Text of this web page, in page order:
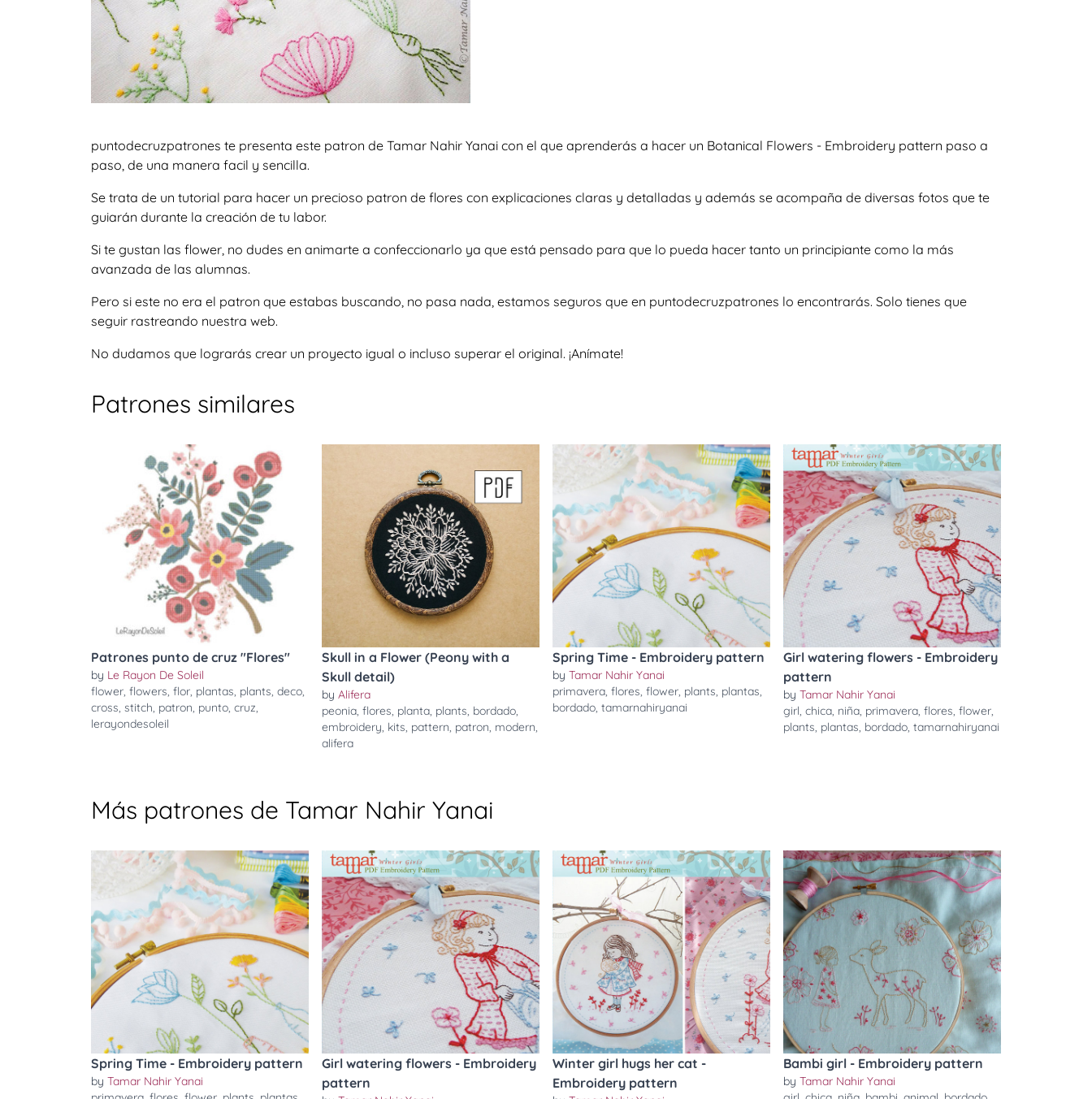
puntodecruzpatrones te presenta este patron de Tamar Nahir Yanai con el que aprenderás a hacer un Botanical Flowers - Embroidery pattern paso a
paso, de una manera facil y sencilla.
Se trata de un tutorial para hacer un precioso patron de flores con explicaciones claras y detalladas y además se acompaña de diversas fotos que te
guiarán durante la creación de tu labor.
Si te gustan las flower, no dudes en animarte a confeccionarlo ya que está pensado para que lo pueda hacer tanto un principiante como la más
avanzada de las alumnas.
Pero si este no era el patron que estabas buscando, no pasa nada, estamos seguros que en puntodecruzpatrones lo encontrarás. Solo tienes que
seguir rastreando nuestra web.
No dudamos que lograrás crear un proyecto igual o incluso superar el original. ¡Anímate!
Patrones similares
Patrones punto de cruz "Flores"
by Le Rayon De Soleil
flower, flowers, flor, plantas, plants, deco,
cross, stitch, patron, punto, cruz,
lerayondesoleil
Skull in a Flower (Peony with a
Skull detail)
by Alifera
peonia, flores, planta, plants, bordado,
embroidery, kits, pattern, patron, modern,
alifera
Spring Time - Embroidery pattern
by Tamar Nahir Yanai
primavera, flores, flower, plants, plantas,
bordado, tamarnahiryanai
Girl watering flowers - Embroidery
pattern
by Tamar Nahir Yanai
girl, chica, niña, primavera, flores, flower,
plants, plantas, bordado, tamarnahiryanai
Más patrones de Tamar Nahir Yanai
Spring Time - Embroidery pattern
by Tamar Nahir Yanai
Girl watering flowers - Embroidery
pattern
Winter girl hugs her cat -
Embroidery pattern
Bambi girl - Embroidery pattern
by Tamar Nahir Yanai